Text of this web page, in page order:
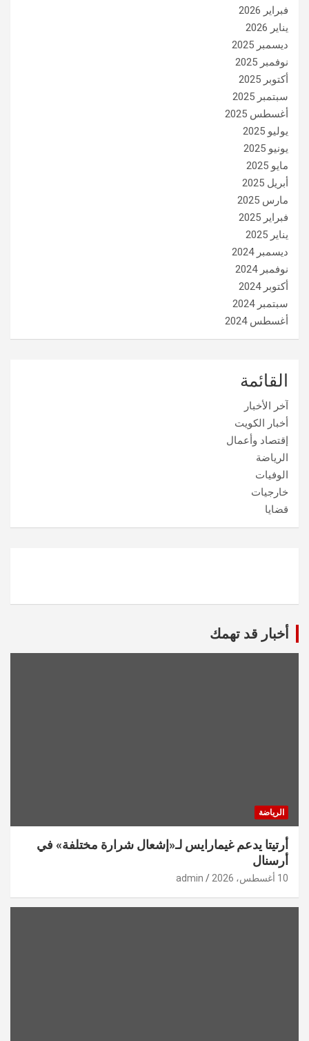
فبراير 2026
يناير 2026
ديسمبر 2025
نوفمبر 2025
أكتوبر 2025
سبتمبر 2025
أغسطس 2025
يوليو 2025
يونيو 2025
مايو 2025
أبريل 2025
مارس 2025
فبراير 2025
يناير 2025
ديسمبر 2024
نوفمبر 2024
أكتوبر 2024
سبتمبر 2024
أغسطس 2024
القائمة
آخر الأخبار
أخبار الكويت
إقتصاد وأعمال
الرياضة
الوفيات
خارجيات
قضايا
أخبار قد تهمك
الرياضة
أرتيتا يدعم غيمارايس لـ«إشعال شرارة مختلفة» في
أرسنال
10 أغسطس، 2026 admin